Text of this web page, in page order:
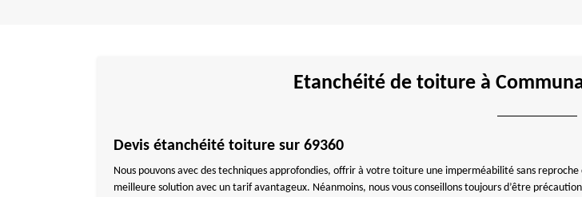
Etanchéité de toiture à
Devis étanchéité toiture sur 69360
Nous pouvons avec des techniques approfondies, offrir à votre toiture une imperméabilité sans
meilleure solution avec un tarif avantageux. Néanmoins, nous vous conseillons toujours d’être